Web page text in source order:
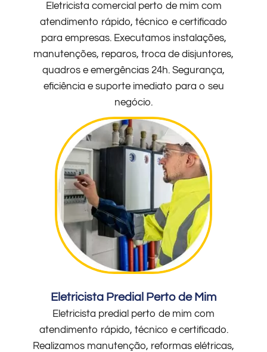
Eletricista comercial perto de mim com
atendimento rápido, técnico e certificado
para empresas. Executamos instalações,
manutenções, reparos, troca de disjuntores,
quadros e emergências 24h. Segurança,
eficiência e suporte imediato para o seu
negócio.
Eletricista Predial Perto de Mim
Eletricista predial perto de mim com
atendimento rápido, técnico e certificado.
Realizamos manutenção, reformas elétricas,